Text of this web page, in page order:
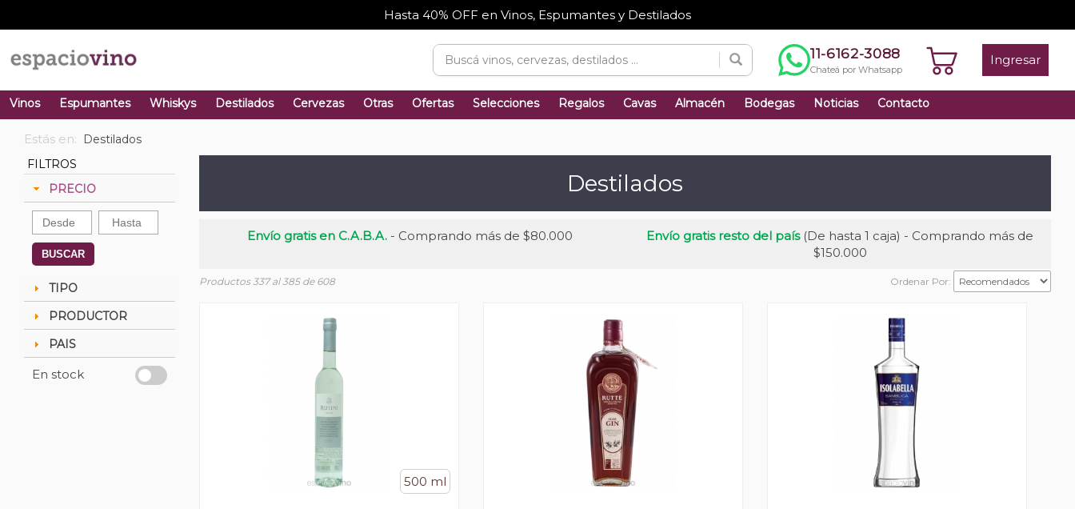
Hasta 40% OFF en Vinos, Espumantes y Destilados
11-6162-3088
Chateá por Whatsapp
Ingresar
Vinos Espumantes Whiskys Destilados Cervezas Otras Ofertas Selecciones Regalos Cavas Almacén Bodegas Noticias Contacto
Estás en:
Destilados
FILTROS
PRECIO
BUSCAR
TIPO
PRODUCTOR
PAIS
En stock
Destilados
Envío gratis en C.A.B.A. - Comprando más de $80.000 Envío gratis resto del país(De hasta 1 caja) - Comprando más de
$150.000
Productos 337 al 385 de 608 Ordenar Por:
500 ml